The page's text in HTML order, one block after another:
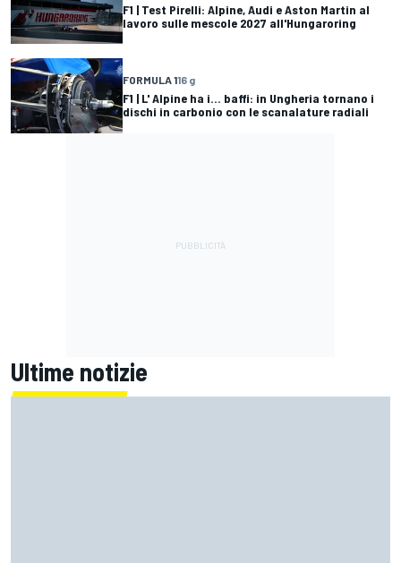
F1 | Test Pirelli: Alpine, Audi e Aston Martin al
lavoro sulle mescole 2027 all'Hungaroring
FORMULA 116 g
F1 | L' Alpine ha i... baffi: in Ungheria tornano i
dischi in carbonio con le scanalature radiali
Ultime notizie